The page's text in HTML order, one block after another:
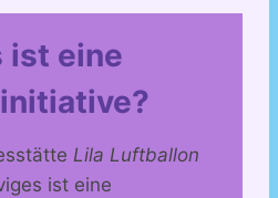
ist eine
Lila Luftballon
ist eine